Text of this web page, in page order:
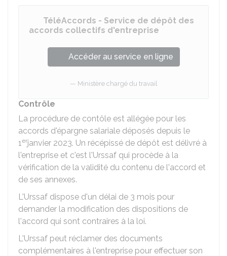
TéléAccords - Service de dépôt des
accords collectifs d'entreprise
Accéder au service en ligne
Ministère chargé du travail
Contrôle
La procédure de contôle est allégée pour les
accords d'épargne salariale déposés depuis le
1erjanvier 2023. Un récépissé de dépôt est délivré à
l'entreprise et c'est l'Urssaf qui procède à la
vérification de la validité du contenu de l'accord et
de ses annexes.
L'Urssaf dispose d'un délai de 3 mois pour
demander la modification des dispositions de
l'accord qui sont contraires à la loi.
L'Urssaf peut réclamer des documents
complémentaires à l'entreprise pour effectuer son